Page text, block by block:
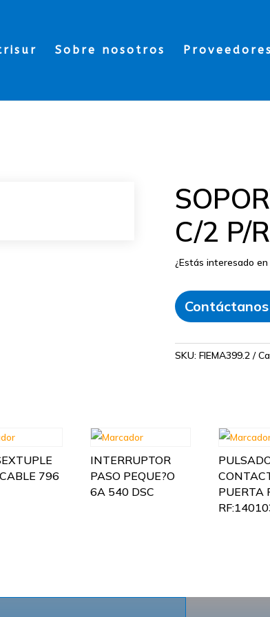
Sobre nosotros Proveedores
C/2 P/
¿Estás interesado
Contáctanos
SKU: FIEMA399.2
796
INTERRUPTOR
PASO PEQUE?O
6A 540 DSC
PUERTA